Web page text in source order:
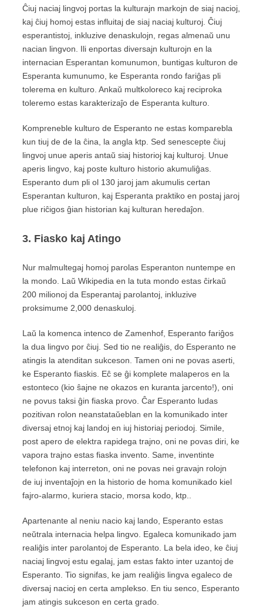
Ĉiuj naciaj lingvoj portas la kulturajn markojn de siaj nacioj,
kaj ĉiuj homoj estas influitaj de siaj naciaj kulturoj. Ĉiuj
esperantistoj, inkluzive denaskulojn, regas almenaŭ unu
nacian lingvon. Ili enportas diversajn kulturojn en la
internacian Esperantan komunumon, buntigas kulturon de
Esperanta kumunumo, ke Esperanta rondo fariĝas pli
tolerema en kulturo. Ankaŭ multkoloreco kaj reciproka
toleremo estas karakterizaĵo de Esperanta kulturo.
Kompreneble kulturo de Esperanto ne estas komparebla
kun tiuj de de la ĉina, la angla ktp. Sed senescepte ĉiuj
lingvoj unue aperis antaŭ siaj historioj kaj kulturoj. Unue
aperis lingvo, kaj poste kulturo historio akumuliĝas.
Esperanto dum pli ol 130 jaroj jam akumulis certan
Esperantan kulturon, kaj Esperanta praktiko en postaj jaroj
plue riĉigos ĝian historian kaj kulturan heredaĵon.
3. Fiasko kaj Atingo
Nur malmultegaj homoj parolas Esperanton nuntempe en
la mondo. Laŭ Wikipedia en la tuta mondo estas ĉirkaŭ
200 milionoj da Esperantaj parolantoj, inkluzive
proksimume 2,000 denaskuloj.
Laŭ la komenca intenco de Zamenhof, Esperanto fariĝos
la dua lingvo por ĉiuj. Sed tio ne realiĝis, do Esperanto ne
atingis la atenditan sukceson. Tamen oni ne povas aserti,
ke Esperanto fiaskis. Eĉ se ĝi komplete malaperos en la
estonteco (kio ŝajne ne okazos en kuranta jarcento!), oni
ne povus taksi ĝin fiaska provo. Ĉar Esperanto ludas
pozitivan rolon neanstataŭeblan en la komunikado inter
diversaj etnoj kaj landoj en iuj historiaj periodoj. Simile,
post apero de elektra rapidega trajno, oni ne povas diri, ke
vapora trajno estas fiaska invento. Same, inventinte
telefonon kaj interreton, oni ne povas nei gravajn rolojn
de iuj inventaĵojn en la historio de homa komunikado kiel
fajro-alarmo, kuriera stacio, morsa kodo, ktp..
Apartenante al neniu nacio kaj lando, Esperanto estas
neŭtrala internacia helpa lingvo. Egaleca komunikado jam
realiĝis inter parolantoj de Esperanto. La bela ideo, ke ĉiuj
naciaj lingvoj estu egalaj, jam estas fakto inter uzantoj de
Esperanto. Tio signifas, ke jam realiĝis lingva egaleco de
diversaj nacioj en certa amplekso. En tiu senco, Esperanto
jam atingis sukceson en certa grado.